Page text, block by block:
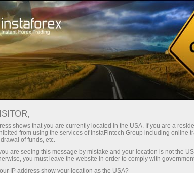
Открыть торговый счёт Торговые платформы
Инвесторам Партнерам
shows that you are currently located in the USA. If you are a
from using the services of InstaFintech Group including online
of funds, etc.
are seeing this message by mistake and your location is not the
you must leave the website in order to comply with
IP address show your location as the USA?